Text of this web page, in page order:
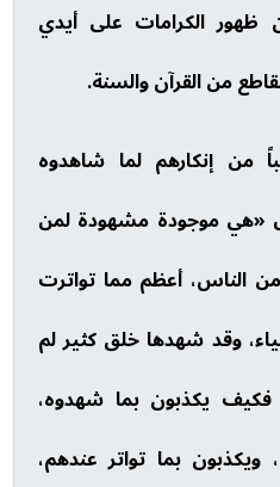
الكرامات على أيدي
من القرآن والسنة.
من إنكارهم لما شاهدوه
«هي موجودة مشهودة لمن
الناس، أعظم مما تواترت
وقد شهدها خلق كثير لم
فكيف يكذبون بما شهدوه،
بما تواتر عندهم،